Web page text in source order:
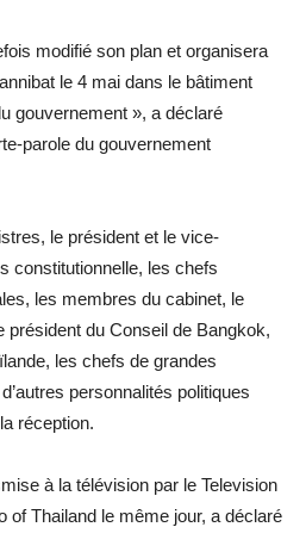
modifié son plan et organisera
le 4 mai dans le bâtiment
gouvernement », a déclaré
parole du gouvernement
le président et le vice-
constitutionnelle, les chefs
les membres du cabinet, le
président du Conseil de Bangkok,
les chefs de grandes
personnalités politiques
réception.
à la télévision par le Television
of Thailand le même jour, a déclaré